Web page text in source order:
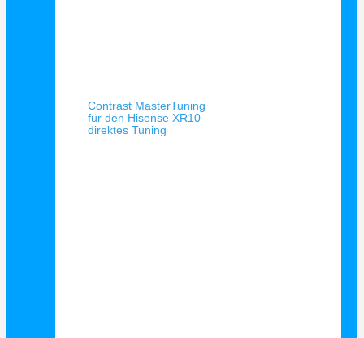
Contrast MasterTuning
für den Hisense XR10 –
direktes Tuning